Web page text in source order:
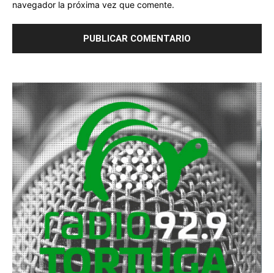
navegador la próxima vez que comente.